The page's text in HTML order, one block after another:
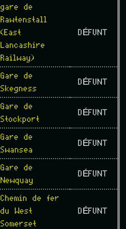
gare de
Rawtenstall
(East
Lancashire
Railway)
DÉFUNT
Gare de
Skegness
DÉFUNT
Gare de
Stockport
DÉFUNT
Gare de
Swansea
DÉFUNT
Gare de
Newquay
DÉFUNT
Chemin de fer
du West
Somerset
DÉFUNT